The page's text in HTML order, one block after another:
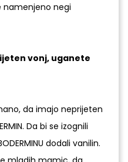
namenjeno negi
vonj, uganete
da imajo neprijeten
Da bi se izognili
dodali vanilin.